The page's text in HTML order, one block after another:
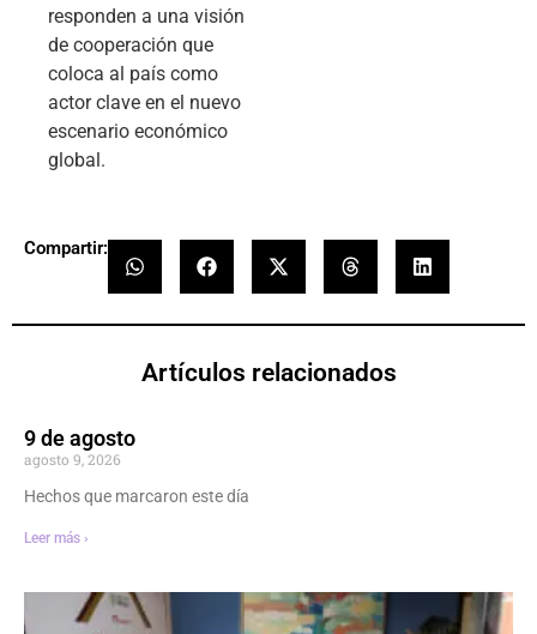
responden a una visión
de cooperación que
coloca al país como
actor clave en el nuevo
escenario económico
global.
Compartir:
Artículos relacionados
9 de agosto
agosto 9, 2026
Hechos que marcaron este día
Leer más ›